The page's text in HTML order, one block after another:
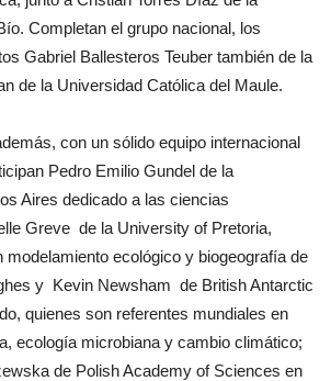
Completan el grupo nacional, los
Gabriel Ballesteros Teuber también de la
de la Universidad Católica del Maule.
con un sólido equipo internacional
Pedro Emilio Gundel de la
Aires dedicado a las ciencias
Greve de la University of Pretoria,
modelamiento ecológico y biogeografía de
y Kevin Newsham de British Antarctic
quienes son referentes mundiales en
ecología microbiana y cambio climático;
de Polish Academy of Sciences en